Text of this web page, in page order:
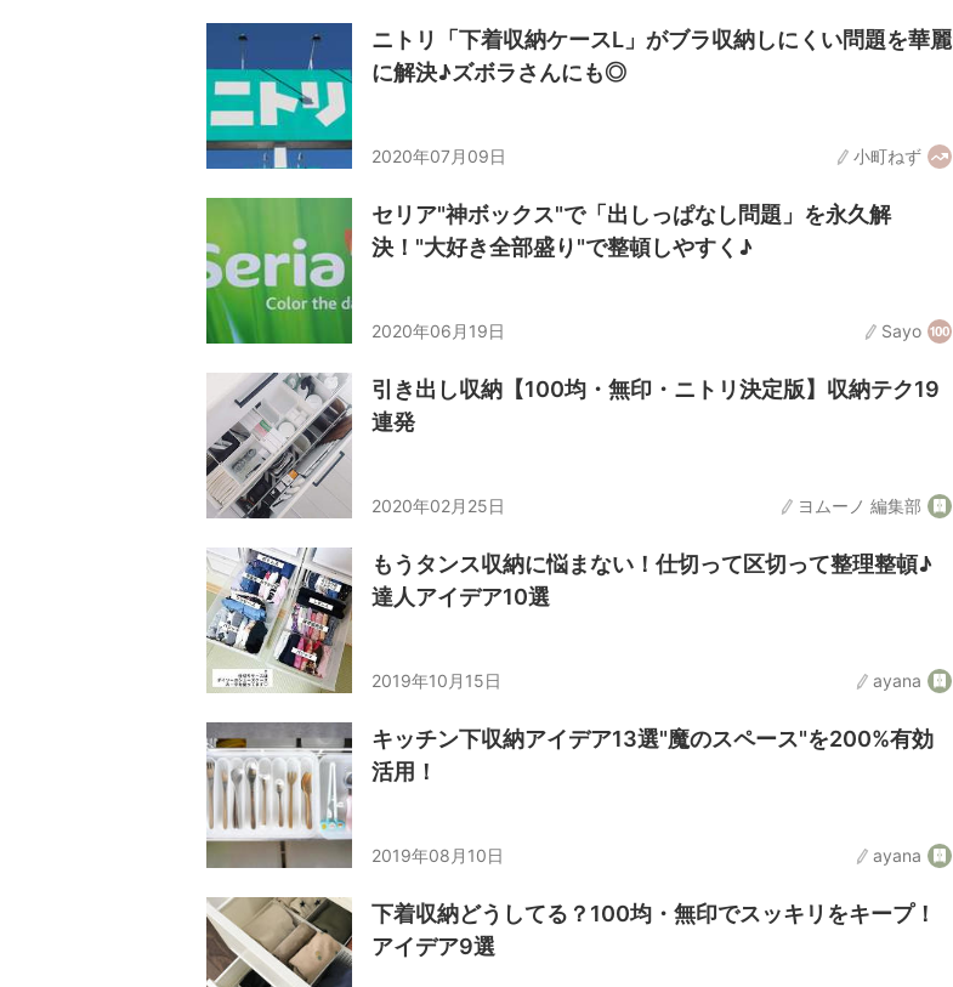
ニトリ「下着収納ケースL」がブラ収納しにくい問題を華麗
に解決♪ズボラさんにも◎
2020年07月09日 小町ねず
セリア"神ボックス"で「出しっぱなし問題」を永久解
決！"大好き全部盛り"で整頓しやすく♪
2020年06月19日 Sayo
引き出し収納【100均・無印・ニトリ決定版】収納テク19
連発
2020年02月25日 ヨムーノ 編集部
もうタンス収納に悩まない！仕切って区切って整理整頓♪
達人アイデア10選
2019年10月15日 ayana
キッチン下収納アイデア13選"魔のスペース"を200%有効
活用！
2019年08月10日 ayana
下着収納どうしてる？100均・無印でスッキリをキープ！
アイデア9選